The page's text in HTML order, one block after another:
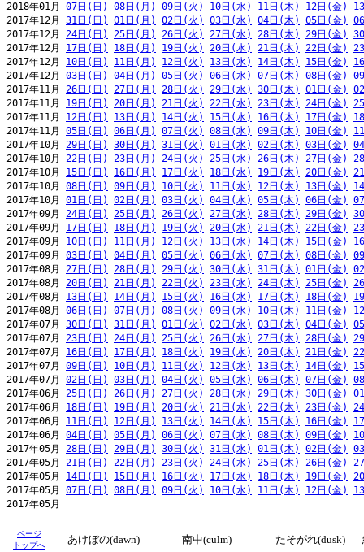
2018年01月 07日(日) 08日(月) 09日(火) 10日(水) 11日(木) 12日(金)
2017年12月 31日(日) 01日(月) 02日(火) 03日(水) 04日(木) 05日(金)
2017年12月 24日(日) 25日(月) 26日(火) 27日(水) 28日(木) 29日(金)
2017年12月 17日(日) 18日(月) 19日(火) 20日(水) 21日(木) 22日(金)
2017年12月 10日(日) 11日(月) 12日(火) 13日(水) 14日(木) 15日(金)
2017年12月 03日(日) 04日(月) 05日(火) 06日(水) 07日(木) 08日(金)
2017年11月 26日(日) 27日(月) 28日(火) 29日(水) 30日(木) 01日(金)
2017年11月 19日(日) 20日(月) 21日(火) 22日(水) 23日(木) 24日(金)
2017年11月 12日(日) 13日(月) 14日(火) 15日(水) 16日(木) 17日(金)
2017年11月 05日(日) 06日(月) 07日(火) 08日(水) 09日(木) 10日(金)
2017年10月 29日(日) 30日(月) 31日(火) 01日(水) 02日(木) 03日(金)
2017年10月 22日(日) 23日(月) 24日(火) 25日(水) 26日(木) 27日(金)
2017年10月 15日(日) 16日(月) 17日(火) 18日(水) 19日(木) 20日(金)
2017年10月 08日(日) 09日(月) 10日(火) 11日(水) 12日(木) 13日(金)
2017年10月 01日(日) 02日(月) 03日(火) 04日(水) 05日(木) 06日(金)
2017年09月 24日(日) 25日(月) 26日(火) 27日(水) 28日(木) 29日(金)
2017年09月 17日(日) 18日(月) 19日(火) 20日(水) 21日(木) 22日(金)
2017年09月 10日(日) 11日(月) 12日(火) 13日(水) 14日(木) 15日(金)
2017年09月 03日(日) 04日(月) 05日(火) 06日(水) 07日(木) 08日(金)
2017年08月 27日(日) 28日(月) 29日(火) 30日(水) 31日(木) 01日(金)
2017年08月 20日(日) 21日(月) 22日(火) 23日(水) 24日(木) 25日(金)
2017年08月 13日(日) 14日(月) 15日(火) 16日(水) 17日(木) 18日(金)
2017年08月 06日(日) 07日(月) 08日(火) 09日(水) 10日(木) 11日(金)
2017年07月 30日(日) 31日(月) 01日(火) 02日(水) 03日(木) 04日(金)
2017年07月 23日(日) 24日(月) 25日(火) 26日(水) 27日(木) 28日(金)
2017年07月 16日(日) 17日(月) 18日(火) 19日(水) 20日(木) 21日(金)
2017年07月 09日(日) 10日(月) 11日(火) 12日(水) 13日(木) 14日(金)
2017年07月 02日(日) 03日(月) 04日(火) 05日(水) 06日(木) 07日(金)
2017年06月 25日(日) 26日(月) 27日(火) 28日(水) 29日(木) 30日(金)
2017年06月 18日(日) 19日(月) 20日(火) 21日(水) 22日(木) 23日(金)
2017年06月 11日(日) 12日(月) 13日(火) 14日(水) 15日(木) 16日(金)
2017年06月 04日(日) 05日(月) 06日(火) 07日(水) 08日(木) 09日(金)
2017年05月 28日(日) 29日(月) 30日(火) 31日(水) 01日(木) 02日(金)
2017年05月 21日(日) 22日(月) 23日(火) 24日(水) 25日(木) 26日(金)
2017年05月 14日(日) 15日(月) 16日(火) 17日(水) 18日(木) 19日(金)
2017年05月 07日(日) 08日(月) 09日(火) 10日(水) 11日(木) 12日(金)
ページ
トップへ
あけぼの(dawn) 南中(culm) たそがれ(dusk)